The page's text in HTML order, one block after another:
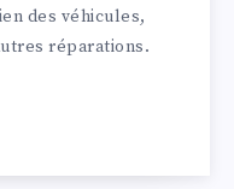
des véhicules,
réparations.